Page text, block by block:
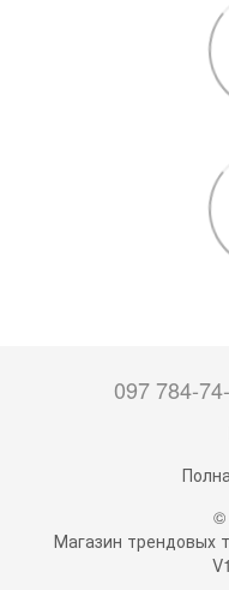
097 784-
©
Магазин трендовых